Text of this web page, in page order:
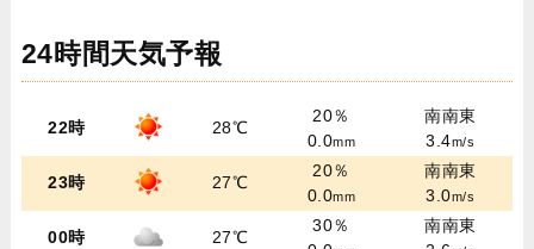
24時間天気予報
22時 28℃
20％
0.0mm
南南東
3.4m/s
23時 27℃
20％
0.0mm
南南東
3.0m/s
00時 27℃
30％
南南東